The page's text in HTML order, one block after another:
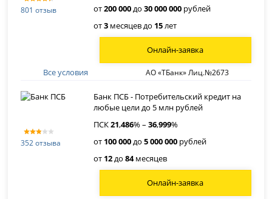
801 отзыв
от200 000до30 000 000 рублей
от3 месяцев до 15лет
Все условия АО «ТБанк» Лиц.№2673
Онлайн-заявка
352 отзыва
Банк ПСБ - Потребительский кредит на
любые цели до 5 млн рублей
ПСК21,486% –36,999%
от 100 000до5 000 000 рублей
от 12до84месяцев
Онлайн-заявка